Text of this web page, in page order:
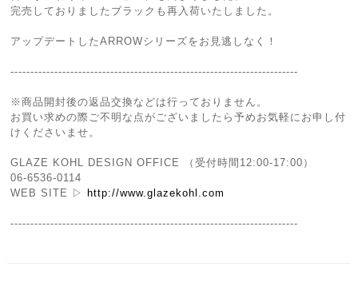
完売しておりましたブラックも再入荷いたしました。
アップデートしたARROWシリーズをお見逃しなく！
------------------------------------------------------------------------
※商品開封後の返品交換などは行っておりません。
お買い求めの際ご不明な点がございましたら予めお気軽にお申し付
けくださいませ。
GLAZE KOHL DESIGN OFFICE （受付時間12:00-17:00）
06-6536-0114
WEB SITE ▷http://www.glazekohl.com
------------------------------------------------------------------------